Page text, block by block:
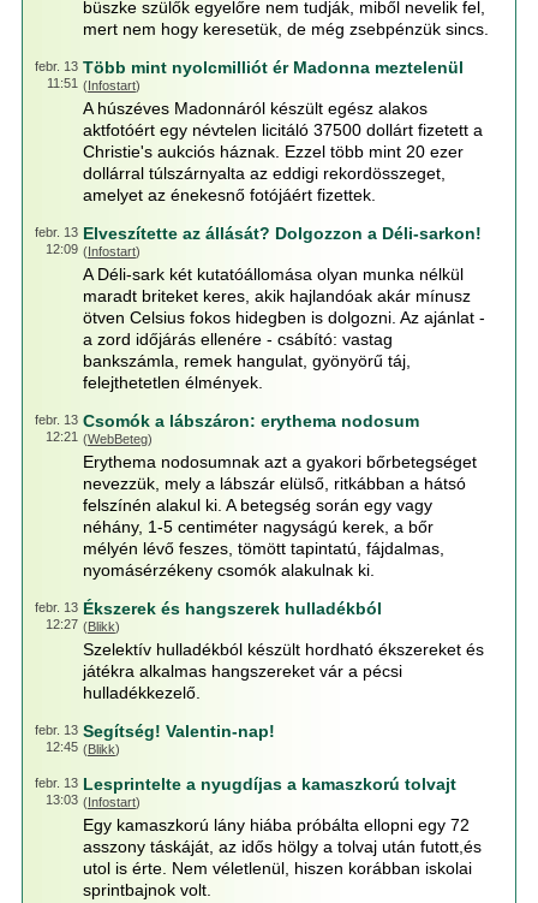
büszke szülők egyelőre nem tudják, miből nevelik fel,
mert nem hogy keresetük, de még zsebpénzük sincs.
febr. 13
11:51
Több mint nyolcmilliót ér Madonna meztelenül
(Infostart)
A húszéves Madonnáról készült egész alakos
aktfotóért egy névtelen licitáló 37500 dollárt fizetett a
Christie's aukciós háznak. Ezzel több mint 20 ezer
dollárral túlszárnyalta az eddigi rekordösszeget,
amelyet az énekesnő fotójáért fizettek.
febr. 13
12:09
Elveszítette az állását? Dolgozzon a Déli-sarkon!
(Infostart)
A Déli-sark két kutatóállomása olyan munka nélkül
maradt briteket keres, akik hajlandóak akár mínusz
ötven Celsius fokos hidegben is dolgozni. Az ajánlat -
a zord időjárás ellenére - csábító: vastag
bankszámla, remek hangulat, gyönyörű táj,
felejthetetlen élmények.
febr. 13
12:21
Csomók a lábszáron: erythema nodosum
(WebBeteg)
Erythema nodosumnak azt a gyakori bőrbetegséget
nevezzük, mely a lábszár elülső, ritkábban a hátsó
felszínén alakul ki. A betegség során egy vagy
néhány, 1-5 centiméter nagyságú kerek, a bőr
mélyén lévő feszes, tömött tapintatú, fájdalmas,
nyomásérzékeny csomók alakulnak ki.
febr. 13
12:27
Ékszerek és hangszerek hulladékból
(Blikk)
Szelektív hulladékból készült hordható ékszereket és
játékra alkalmas hangszereket vár a pécsi
hulladékkezelő.
febr. 13
12:45
Segítség! Valentin-nap!
(Blikk)
febr. 13
13:03
Lesprintelte a nyugdíjas a kamaszkorú tolvajt
(Infostart)
Egy kamaszkorú lány hiába próbálta ellopni egy 72
asszony táskáját, az idős hölgy a tolvaj után futott,és
utol is érte. Nem véletlenül, hiszen korábban iskolai
sprintbajnok volt.